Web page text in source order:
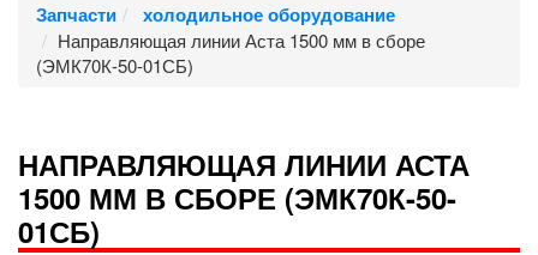
Запчасти холодильное оборудование
Направляющая линии Аста 1500 мм в сборе
(ЭМК70К-50-01СБ)
НАПРАВЛЯЮЩАЯ ЛИНИИ АСТА
1500 ММ В СБОРЕ (ЭМК70К-50-
01СБ)